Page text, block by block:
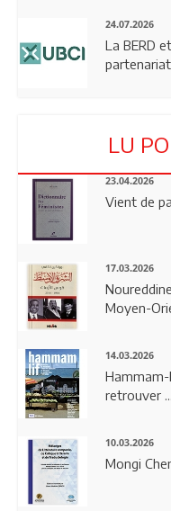
24.07.2026
La BERD
partenariat
LU
23.04.2026
Vient de
17.03.2026
Moyen-
14.03.2026
Hammam-
retrouver ...
10.03.2026
Mongi